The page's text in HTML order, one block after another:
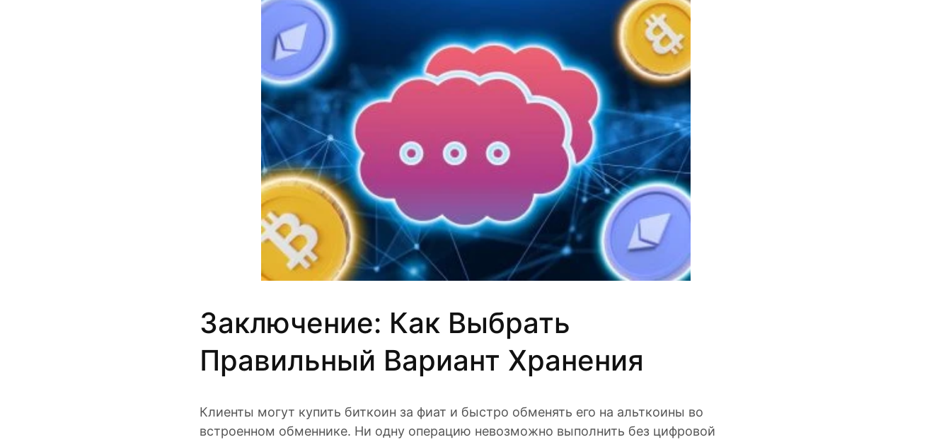
Заключение: Как Выбрать
Правильный Вариант Хранения
Клиенты могут купить биткоин за фиат и быстро обменять его на альткоины во
встроенном обменнике. Ни одну операцию невозможно выполнить без цифровой